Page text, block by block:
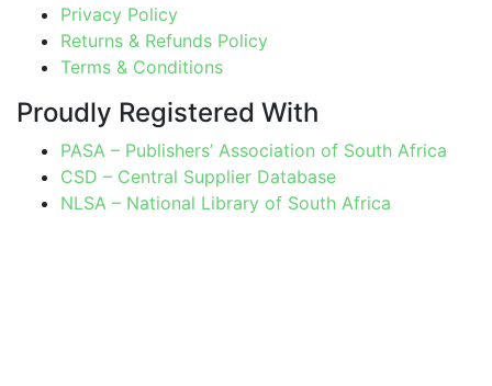
Privacy Policy
Returns & Refunds Policy
Terms & Conditions
Proudly Registered With
PASA – Publishers’ Association of South Africa
CSD – Central Supplier Database
NLSA – National Library of South Africa